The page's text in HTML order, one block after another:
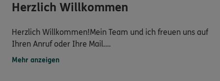
Herzlich Willkommen
Herzlich Willkommen!Mein Team und ich freuen uns auf
Ihren Anruf oder Ihre Mail.
....und gern können Sie auch persönlich zu uns in die
Mehr anzeigen